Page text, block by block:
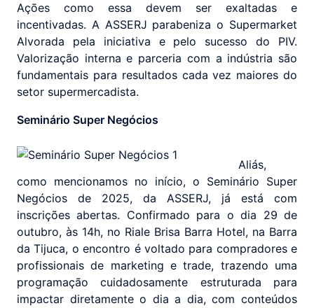
Ações como essa devem ser exaltadas e
incentivadas. A ASSERJ parabeniza o Supermarket
Alvorada pela iniciativa e pelo sucesso do PIV.
Valorização interna e parceria com a indústria são
fundamentais para resultados cada vez maiores do
setor supermercadista.
Seminário Super Negócios
Aliás,
como mencionamos no início, o Seminário Super
Negócios de 2025, da ASSERJ, já está com
inscrições abertas. Confirmado para o dia 29 de
outubro, às 14h, no Riale Brisa Barra Hotel, na Barra
da Tijuca, o encontro é voltado para compradores e
profissionais de marketing e trade, trazendo uma
programação cuidadosamente estruturada para
impactar diretamente o dia a dia, com conteúdos